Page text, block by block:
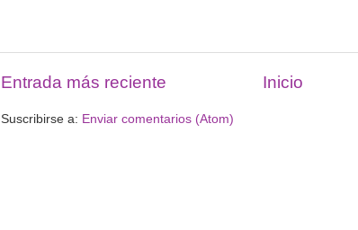
Entrada más reciente Inicio
Suscribirse a: Enviar comentarios (Atom)